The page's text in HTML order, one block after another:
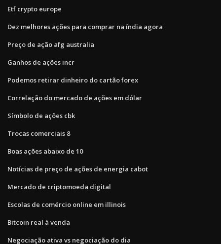
Etf crypto europe
Dez melhores ações para comprar na índia agora
Preço de ação afg australia
Ganhos de ações incr
Podemos retirar dinheiro do cartão forex
Correlação do mercado de ações em dólar
Símbolo de ações cbk
Trocas comerciais 8
Boas ações abaixo de 10
Notícias de preço de ações de energia cabot
Mercado de criptomoeda digital
Escolas de comércio online em illinois
Bitcoin real à venda
Negociação ativa vs negociação do dia